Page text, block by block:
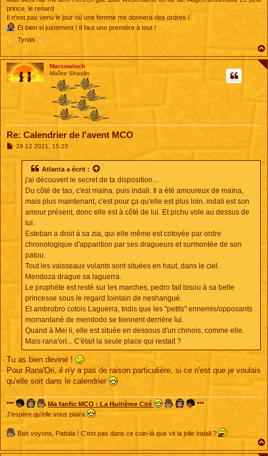
prince, le renard
Il n'est pas venu le jour où une femme me donnera des ordres !
Et bien si justement ! Il faut une première à tout !
Tyrias
Marcowinch
Maître Shaolin
Re: Calendrier de l'avent MCO
M29 12 2021, 15:23
Atlantaa écrit :
j'ai découvert le secret de ta disposition...
Du côté de tao, c'est maïna, puis indali. Il a été amoureux de maïna,
mais plus maintenant, c'est pour ça qu'elle est plus loin. indali est son
amour présent, donc elle est à côté de lui. Et pichu vole au dessus de
lui.
Esteban a droit à sa zia, qui elle même est cotoyée par ordre
chronologique d'apparition par ses dragueurs et surmontée de son
patou.
Tout les vaisseaux volants sont situées en haut, dans le ciel.
Mendoza drague sa laguerra.
Le prophète est resté sur les marches, pedro fait bisou à sa belle
princesse sous le regard lointain de neshangué.
Et ambrobro cotois Laguerra, tndis que les "petits" ennemis/opposants
momantané de mendodo se tiennent derrière lui.
Quand à Mei li, elle est située en dessous d'un chinois, comme elle.
Mais rana'ori... C'était la seule place qui restait ?
Tu as bien deviné !
Pour Rana'Ori, il n'y a pas de raison particulière, si ce n'est que je voulais
qu'elle soit dans le calendrier
*** Ma fanfic MCO : La Huitième Cité
***
J'espère qu'elle vous plaira
Bah voyons, Pattala ! C'est pas dans ce coin-là que vit la jolie Indali ?